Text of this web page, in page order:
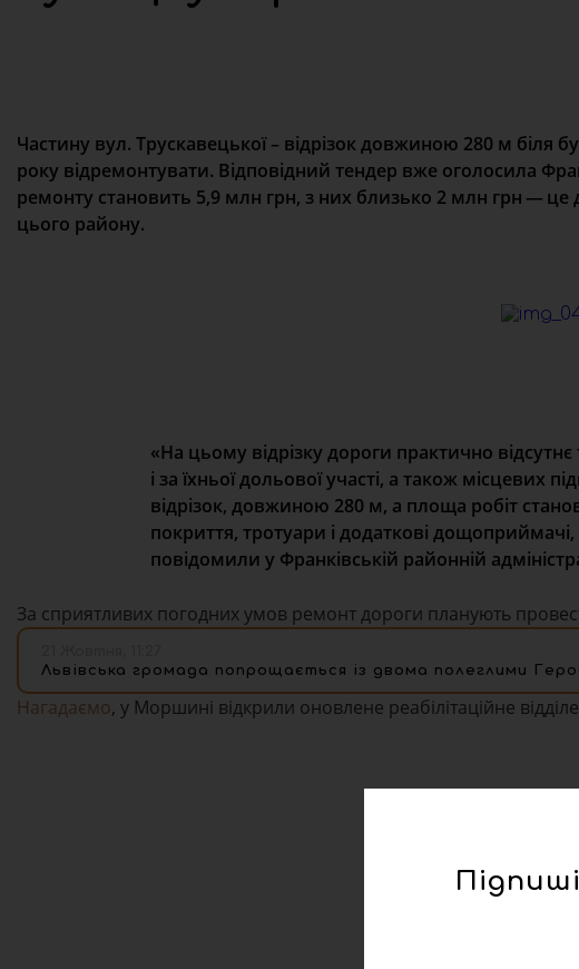
Частину вул. Трускавецької – відрізок довжиною 280 м
року відремонтувати. Відповідний тендер вже оголосила
ремонту становить 5,9 млн грн, з них близько 2 млн грн —
цього району.
«На цьому відрізку дороги практично
і за їхньої дольової участі, а також місцевих
відрізок, довжиною 280 м, а площа робіт
покриття, тротуари і додаткові
повідомили у Франківській районній
За сприятливих погодних умов ремонт дороги планують
Львівська громада попрощається із двома полеглими
Нагадаємо, у Моршині відкрили оновлене реабілітаційне